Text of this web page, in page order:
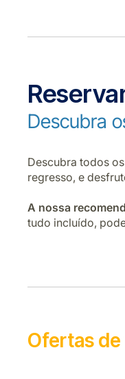
Descubra
Descubra todos
regresso, e
A nossa
tudo incluído,
Ofertas